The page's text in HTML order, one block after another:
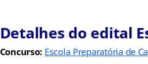
Detalhes do edital
Concurso: Escola Preparatória de